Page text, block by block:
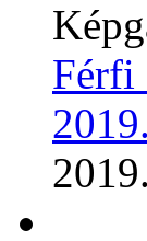
Férfi